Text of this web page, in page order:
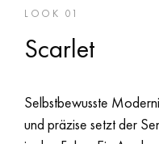
LOOK 01
Scarlet
Selbstbewusste
und präzise setzt der